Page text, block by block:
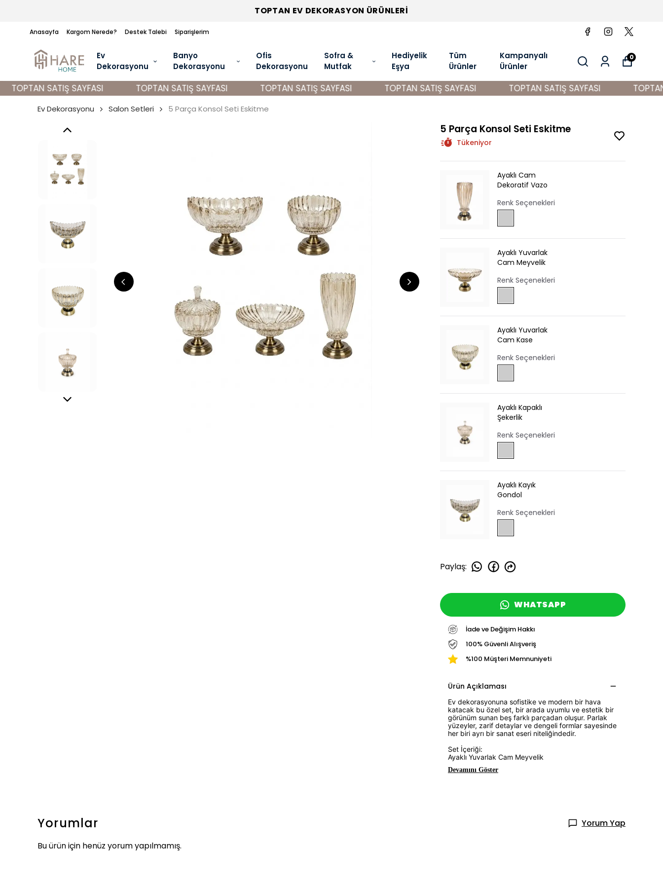
Anasayfa Kargom Nerede? Destek Talebi Siparişlerim
TOPTAN EV DEKORASYON ÜRÜNLERİ
Ev
Dekorasyonu
Banyo
Dekorasyonu
Ofis
Dekorasyonu
Sofra &
Mutfak
Hediyelik
Eşya
Tüm
Ürünler
Kampanyalı
Ürünler
0
TOPTAN SATIŞ SAYFASI TOPTAN SATIŞ SAYFASI TOPTAN SATIŞ SAYFASI TOPTAN SATIŞ SAYFASI TOPTAN SATIŞ SAYFASI TOPTAN
Ev Dekorasyonu Salon Setleri 5 Parça Konsol Seti Eskitme
5 Parça Konsol Seti Eskitme
Tükeniyor
Ayaklı Cam
Dekoratif Vazo
Renk Seçenekleri
Ayaklı Yuvarlak
Cam Meyvelik
Renk Seçenekleri
Ayaklı Yuvarlak
Cam Kase
Renk Seçenekleri
Ayaklı Kapaklı
Şekerlik
Renk Seçenekleri
Ayaklı Kayık
Gondol
Renk Seçenekleri
Paylaş:
WHATSAPP
İade ve Değişim Hakkı
100% Güvenli Alışveriş
%100 Müşteri Memnuniyeti
Ürün Açıklaması
Ev dekorasyonuna sofistike ve modern bir hava
katacak bu özel set, bir arada uyumlu ve estetik bir
görünüm sunan beş farklı parçadan oluşur. Parlak
yüzeyler, zarif detaylar ve dengeli formlar sayesinde
her biri ayrı bir sanat eseri niteliğindedir.
Set İçeriği:
Ayaklı Yuvarlak Cam Meyvelik
Devamını Göster
Yorumlar
Yorum Yap
Bu ürün için henüz yorum yapılmamış.